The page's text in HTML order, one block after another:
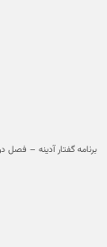
برنامه گفتار آدینه – فصل